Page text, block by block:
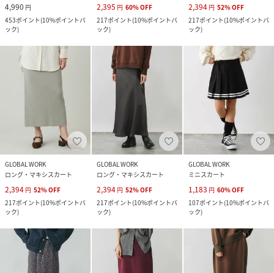
4,990 円
453ポイント(10%ポイントバ
ック)
2,395 円 60%OFF
217ポイント(10%ポイントバ
ック)
2,394 円 52%OFF
217ポイント(10%ポイントバ
ック)
GLOBAL WORK
ロング・マキシスカート
2,394 円 52%OFF
217ポイント(10%ポイントバ
ック)
GLOBAL WORK
ロング・マキシスカート
2,394 円 52%OFF
217ポイント(10%ポイントバ
ック)
GLOBAL WORK
ミニスカート
1,183 円 60%OFF
107ポイント(10%ポイントバ
ック)